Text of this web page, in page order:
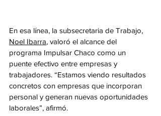
En esa línea, la subsecretaria de Trabajo,
Noel Ibarra, valoró el alcance del
programa Impulsar Chaco como un
puente efectivo entre empresas y
trabajadores. “Estamos viendo resultados
concretos con empresas que incorporan
personal y generan nuevas oportunidades
laborales”, afirmó.